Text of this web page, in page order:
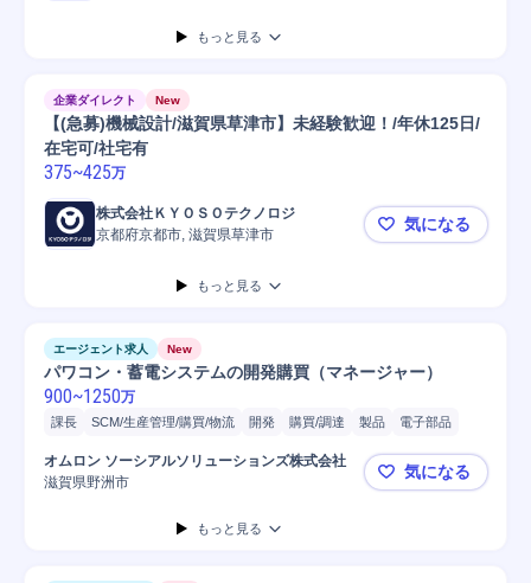
もっと見る
企業ダイレクト New
【(急募)機械設計/滋賀県草津市】未経験歓迎！/年休125日/
在宅可/社宅有
375~425万
株式会社ＫＹＯＳＯテクノロジ
京都府京都市, 滋賀県草津市
【(急募)機
気になる
もっと見る
エージェント求人 New
パワコン・蓄電システムの開発購買（マネージャー）
900~1250万
課長 SCM/生産管理/購買/物流 開発 購買/調達 製品
電子部品
オムロン ソーシアルソリューションズ株式会社
滋賀県野洲市
パワコン・
気になる
もっと見る